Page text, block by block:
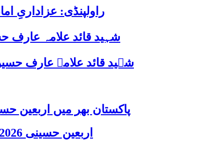
راولپنڈی:
شہید قائد علامہ عارف
شہید قائد علامہ عارف حسین الحسینیؒ کی 38ویں برسی پر قائد ملت جعفریہ
پاکستان بھر میں اربعین حسینی 2026 عقیدت، اتحاد اور جوش و جذبے کے ساتھ منایا گیا، لاکھوں عزادار
اربعین حسینی 2026: عزاداری فکر حسینی کی ترویج کا ذریعہ ہے، قائد ملت جعفریہ آیت اللہ سید ساجد علی نقوی